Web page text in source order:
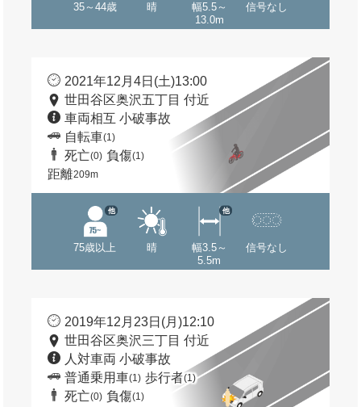
35～44歳 晴
幅5.5～
13.0m
信号なし
2021年12月4日(土)13:00
世田谷区奥沢五丁目 付近
車両相互 小破事故
自転車(1)
死亡(0) 負傷(1)
距離209m
75歳以上
他
晴
幅3.5～
5.5m
他
信号なし
2019年12月23日(月)12:10
世田谷区奥沢三丁目 付近
人対車両 小破事故
普通乗用車(1) 歩行者(1)
死亡(0) 負傷(1)